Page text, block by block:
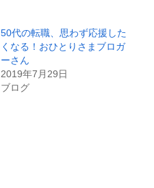
50代の転職、思わず応援した
くなる！おひとりさまブロガ
ーさん
2019年7月29日
ブログ